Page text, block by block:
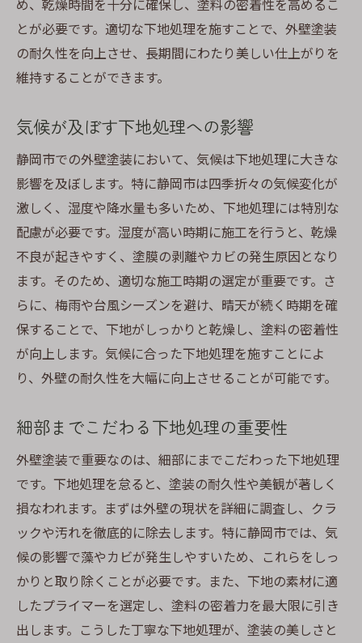
め、乾燥時間を十分に確保し、塗料の密着性を高めるこ
とが必要です。適切な下地処理を施すことで、外壁塗装
の耐久性を向上させ、長期間にわたり美しい仕上がりを
維持することができます。
気候が及ぼす下地処理への影響
静岡市での外壁塗装において、気候は下地処理に大きな
影響を及ぼします。特に静岡市は四季折々の気候変化が
激しく、湿度や降水量も多いため、下地処理には特別な
配慮が必要です。湿度が高い時期に施工を行うと、乾燥
不良が起きやすく、塗膜の剥離やカビの発生原因となり
ます。そのため、適切な施工時期の選定が重要です。さ
らに、梅雨や台風シーズンを避け、晴天が続く時期を確
保することで、下地がしっかりと乾燥し、塗料の密着性
が向上します。気候に合った下地処理を施すことによ
り、外壁の耐久性を大幅に向上させることが可能です。
細部までこだわる下地処理の重要性
外壁塗装で重要なのは、細部にまでこだわった下地処理
です。下地処理を怠ると、塗装の耐久性や美観が著しく
損なわれます。まずは外壁の現状を詳細に調査し、クラ
ックや汚れを徹底的に除去します。特に静岡市では、気
候の影響で藻やカビが発生しやすいため、これらをしっ
かりと取り除くことが必要です。また、下地の素材に適
したプライマーを選定し、塗料の密着力を最大限に引き
出します。こうした丁寧な下地処理が、塗装の美しさと